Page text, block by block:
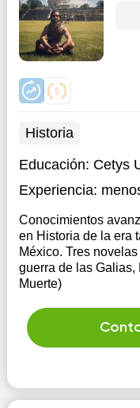
Historia
Educación: Cetys
Experiencia:
Conocimientos
en Historia de la era
México. Tres
guerra de las
Muerte)